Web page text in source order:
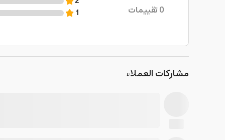
0تقييمات
1
مشاركات العملاء